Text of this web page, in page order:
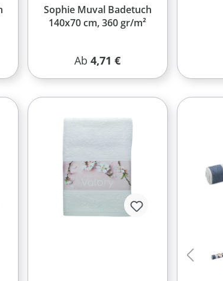
Sophie Muval Badetuch
140x70 cm, 360 gr/m²
Regulärer Preis:
Ab4,71 €